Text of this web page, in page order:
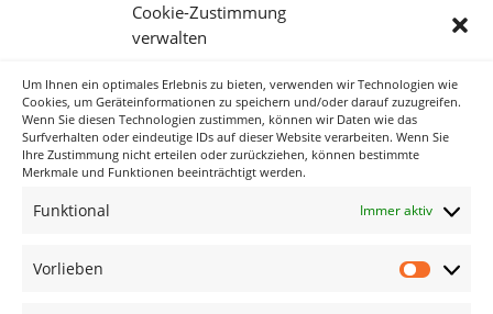
Cookie-Zustimmung
verwalten
Um Ihnen ein optimales Erlebnis zu bieten, verwenden wir Technologien wie
Cookies, um Geräteinformationen zu speichern und/oder darauf zuzugreifen.
Wenn Sie diesen Technologien zustimmen, können wir Daten wie das
Surfverhalten oder eindeutige IDs auf dieser Website verarbeiten. Wenn Sie
Ihre Zustimmung nicht erteilen oder zurückziehen, können bestimmte
Merkmale und Funktionen beeinträchtigt werden.
Funktional Immer aktiv
Vorlieben
Neueste Kommentare
Archiv
Keine Kategorien